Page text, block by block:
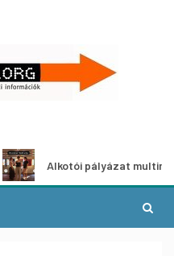
Alkotói pályázat multimédia-